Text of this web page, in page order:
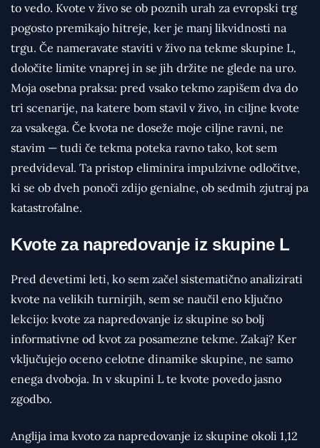
to vedo. Kvote v živo se ob poznih urah za evropski trg
pogosto premikajo hitreje, ker je manj likvidnosti na
trgu. Če nameravate staviti v živo na tekme skupine L,
določite limite vnaprej in se jih držite ne glede na uro.
Moja osebna praksa: pred vsako tekmo zapišem dva do
tri scenarije, na katere bom stavil v živo, in ciljne kvote
za vsakega. Če kvota ne doseže moje ciljne ravni, ne
stavim — tudi če tekma poteka ravno tako, kot sem
predvideval. Ta pristop eliminira impulzivne odločitve,
ki se ob dveh ponoči zdijo genialne, ob sedmih zjutraj pa
katastrofalne.
Kvote za napredovanje iz skupine L
Pred devetimi leti, ko sem začel sistematično analizirati
kvote na velikih turnirjih, sem se naučil eno ključno
lekcijo: kvote za napredovanje iz skupine so bolj
informativne od kvot za posamezne tekme. Zakaj? Ker
vključujejo oceno celotne dinamike skupine, ne samo
enega dvoboja. In v skupini L te kvote povedo jasno
zgodbo.
Anglija ima kvoto za napredovanje iz skupine okoli 1,12